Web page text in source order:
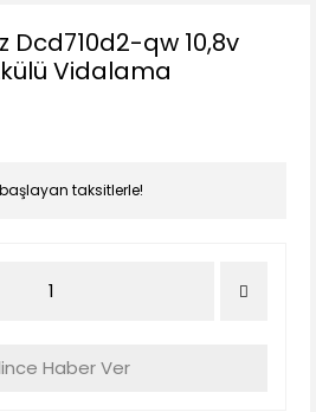
Dcd710d2-qw 10,8v
Vidalama
taksitlerle!
Haber Ver